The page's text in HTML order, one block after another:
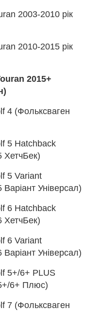
2003-2010 рік
2010-2015 рік
2015+
4 (Фольксваген
5 Hatchback
ХетчБек)
5 Variant
Універсал)
6 Hatchback
ХетчБек)
6 Variant
Універсал)
5+/6+ PLUS
6+ Плюс)
7 (Фольксваген